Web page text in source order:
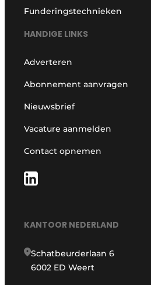
Funderingstechnieken
HANDIGE LINKS
Adverteren
Abonnement aanvragen
Nieuwsbrief
Vacature aanmelden
Contact opnemen
KANTOOR NEDERLAND
Schatbeurderlaan 6
6002 ED Weert